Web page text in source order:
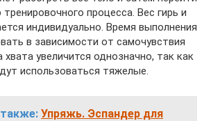
процесса. Вес гирь и
индивидуально. Время выполнения
в зависимости от самочувствия
хвата увеличится однозначно, так как
использоваться тяжелые.
Упряжь. Эспандер для